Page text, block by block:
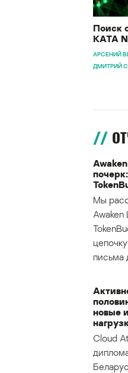
Поиск
KATA
АРСЕНИЙ
ДМИТРИЙ
Мы
письма
новые
Cloud